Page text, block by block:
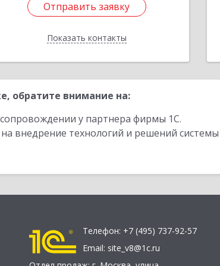
Отправить заявку
Показать контакты
Отправить заявку
Назад
обратите внимание на:
у партнера фирмы 1С.
внедрение технологий и решений
Телефон: +7 (495) 737-92-57
Email: site_v8@1c.ru